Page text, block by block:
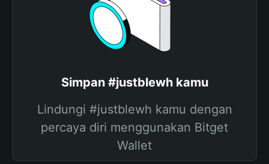
Simpan #justblewh kamu
Lindungi #justblewh kamu dengan
percaya diri menggunakan Bitget
Wallet